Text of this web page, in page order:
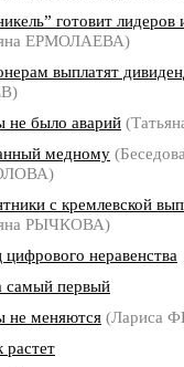
готовит лидеров
ЕРМОЛАЕВА)
выплатят
не было аварий
медному
с кремлевской
РЫЧКОВА)
цифрового неравенства
самый первый
не меняются (Лариса
растет